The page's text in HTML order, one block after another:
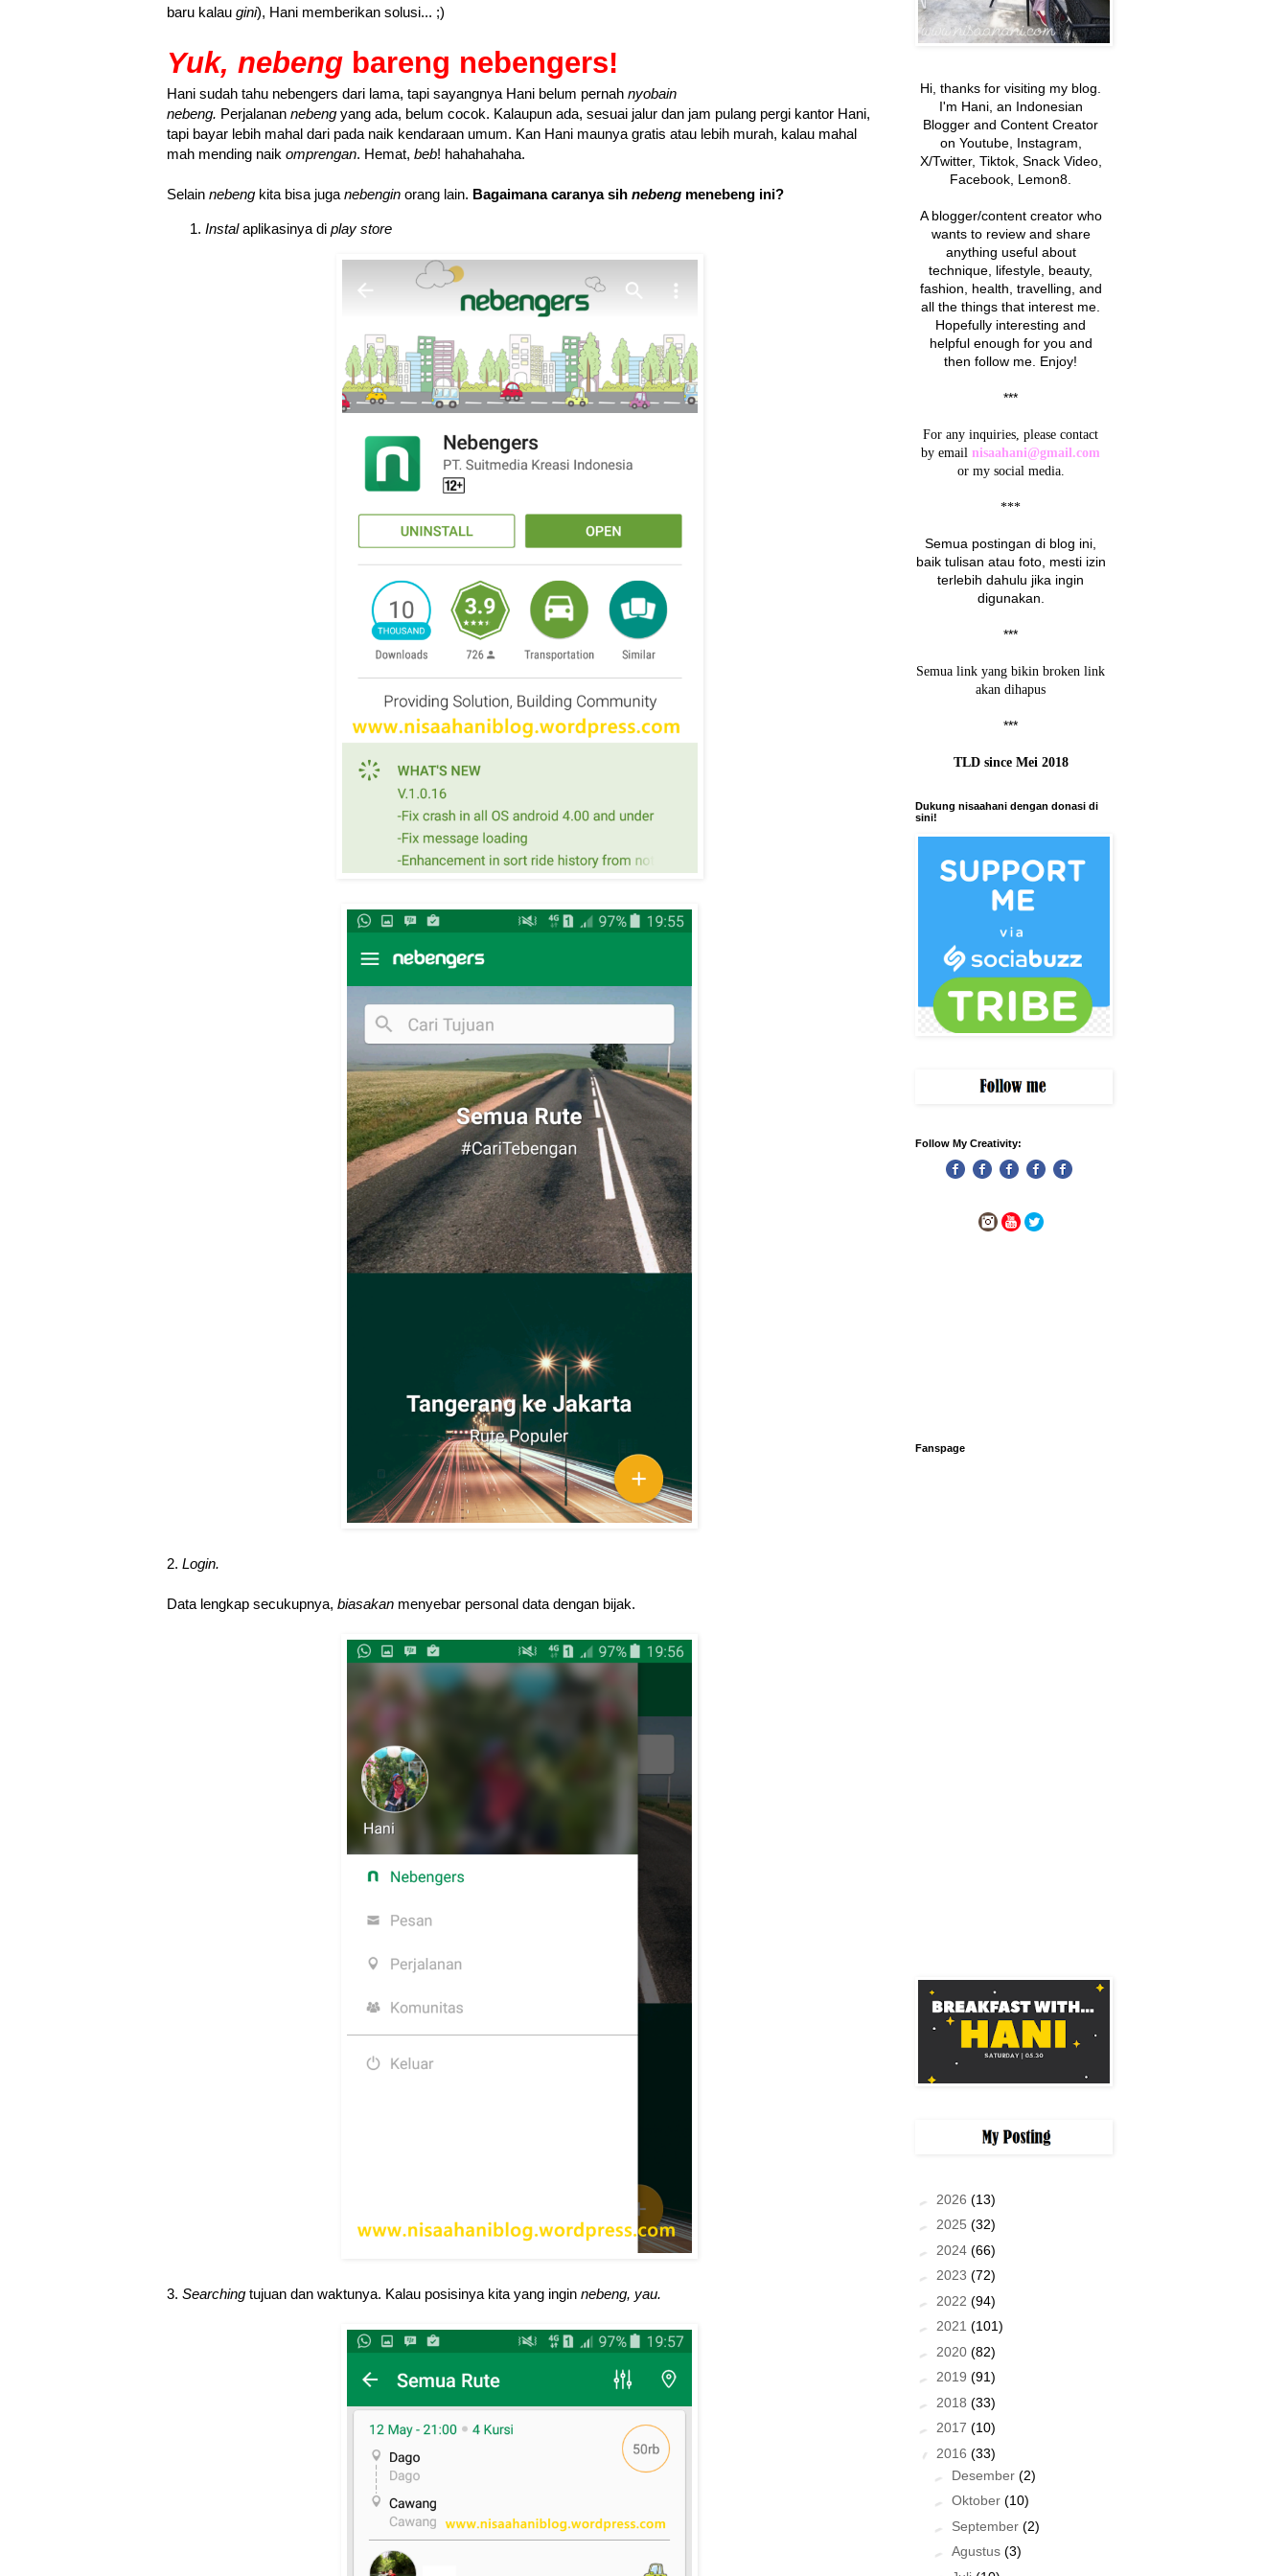
baru kalau gini), Hani memberikan solusi... ;)
Yuk, nebengbareng nebengers!
Hani sudah tahu nebengers dari lama, tapi sayangnya Hani belum pernah nyobain
nebeng. Perjalanan nebeng yang ada, belum cocok. Kalaupun ada, sesuai jalur dan jam pulang pergi kantor Hani,
tapi bayar lebih mahal dari pada naik kendaraan umum. Kan Hani maunya gratis atau lebih murah, kalau mahal
mah mending naik omprengan. Hemat, beb! hahahahaha.
Selain nebeng kita bisa juga nebengin orang lain. Bagaimana caranya sih nebeng menebeng ini?
Instalaplikasinya di play store
2. Login.
Data lengkap secukupnya, biasakan menyebar personal data dengan bijak.
3. Searching tujuan dan waktunya. Kalau posisinya kita yang ingin nebeng, yau.
Hi, thanks for visiting my blog.
I'm Hani, an Indonesian
Blogger and Content Creator
on Youtube, Instagram,
X/Twitter, Tiktok, Snack Video,
Facebook, Lemon8.
A blogger/content creator who
wants to review and share
anything useful about
technique, lifestyle, beauty,
fashion, health, travelling, and
all the things that interest me.
Hopefully interesting and
helpful enough for you and
then follow me. Enjoy!
***
For any inquiries, please contact
by email nisaahani@gmail.com
or my social media.
***
Semua postingan di blog ini,
baik tulisan atau foto, mesti izin
terlebih dahulu jika ingin
digunakan.
***
Semua link yang bikin broken link
akan dihapus
***
TLD since Mei 2018
Dukung nisaahani dengan donasi di
sini!
Follow My Creativity:
Fanspage
► 2026 (13)
► 2025 (32)
► 2024 (66)
► 2023 (72)
► 2022 (94)
► 2021 (101)
► 2020 (82)
► 2019 (91)
► 2018 (33)
► 2017 (10)
▼ 2016 (33)
► Desember(2)
►Oktober(10)
► September(2)
►Agustus(3)